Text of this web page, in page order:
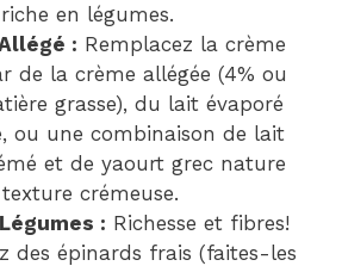
en légumes.
: Remplacez la crème
de la crème allégée (4% ou
grasse), du lait évaporé
ou une combinaison de lait
et de yaourt grec nature
crémeuse.
: Richesse et fibres!
des épinards frais (faites-les